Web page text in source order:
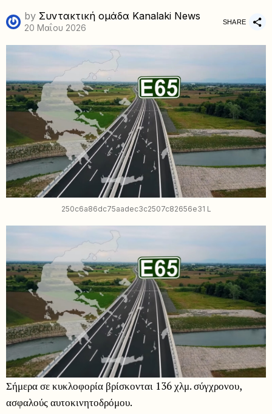
by Συντακτική ομάδα Kanalaki News
20 Μαΐου 2026
SHARE
250c6a86dc75aadec3c2507c82656e31 L
Σήμερα σε κυκλοφορία βρίσκονται 136 χλμ. σύγχρονου,
ασφαλούς αυτοκινητοδρόμου.